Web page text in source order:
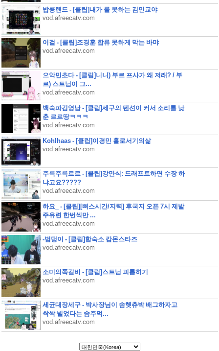
밥콩랜드 - [클립]내가 롤 못하는 김민교야
vod.afreecatv.com
이걸 - [클립]조경훈 합류 못하게 막는 바먀
vod.afreecatv.com
으악민초다 - [클립]니니) 부르 프사가 왜 저래? / 부
르) 스트님이 그...
vod.afreecatv.com
백숙파김영남 - [클립]세구의 텐션이 커서 소리를 낮
춘 르르땅ㅋㅋㅋ
vod.afreecatv.com
Kohlhaas - [클립]이경민 홀로서기의삶
vod.afreecatv.com
주륵주륵르르 - [클립]강만식: 드래프트하면 수장 하
냐고요?????
vod.afreecatv.com
하요_ - [클립][뻐스시간/지력] 후국지 오픈 7시 제발
주유련 한번씩만 ...
vod.afreecatv.com
-범댕이 - [클립]합숙소 캄몬스타즈
vod.afreecatv.com
소미의쪽갈비 - [클립]스트님 괴롭히기
vod.afreecatv.com
세균대장세구 - 박사장님이 솜햇츄박 배그하자고
싹싹 빌었다는 솜주먹...
vod.afreecatv.com